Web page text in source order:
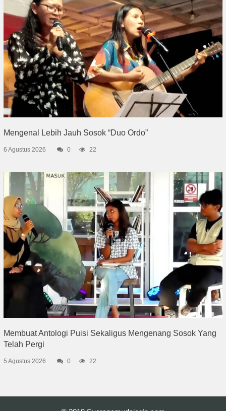
Mengenal Lebih Jauh Sosok “Duo Ordo”
6 Agustus 2026 0 22
Membuat Antologi Puisi Sekaligus Mengenang Sosok Yang
Telah Pergi
5 Agustus 2026 0 22